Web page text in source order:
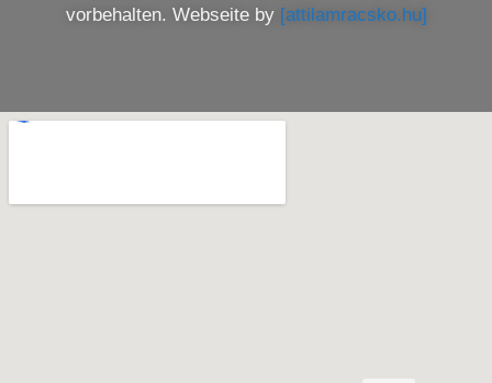
vorbehalten. Webseite by [attilamracsko.hu]